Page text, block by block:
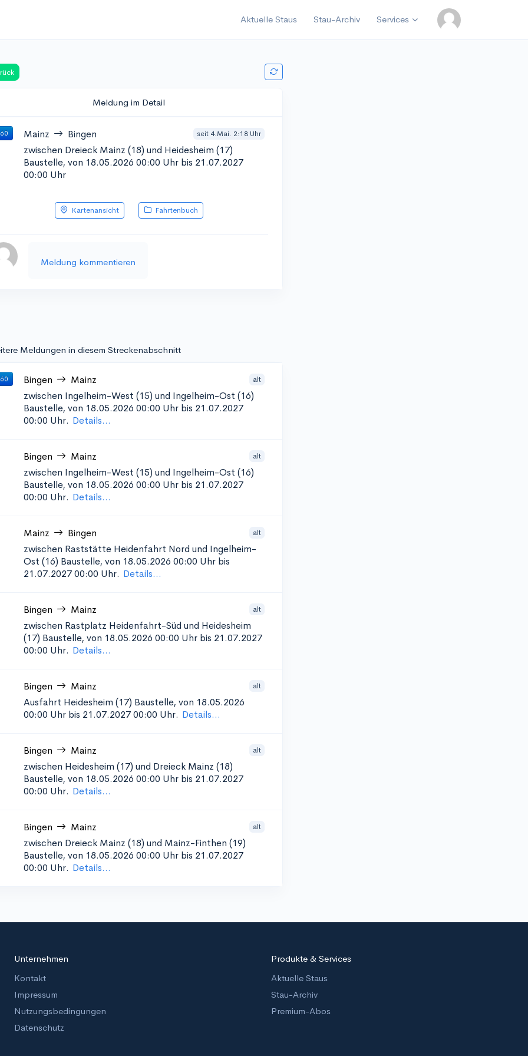
Aktuelle Staus Stau-Archiv Services
Meldung im Detail
Mainz Bingen seit 4.Mai. 2:18 Uhr
zwischen Dreieck Mainz (18) und Heidesheim (17)
Baustelle, von 18.05.2026 00:00 Uhr bis 21.07.2027
00:00 Uhr
Kartenansicht Fahrtenbuch
Meldung kommentieren
Meldungen in diesem Streckenabschnitt
Bingen Mainz alt
zwischen Ingelheim-West (15) und Ingelheim-Ost (16)
Baustelle, von 18.05.2026 00:00 Uhr bis 21.07.2027
00:00 Uhr. Details...
Bingen Mainz alt
zwischen Ingelheim-West (15) und Ingelheim-Ost (16)
Baustelle, von 18.05.2026 00:00 Uhr bis 21.07.2027
00:00 Uhr. Details...
Mainz Bingen alt
zwischen Raststätte Heidenfahrt Nord und Ingelheim-
Ost (16) Baustelle, von 18.05.2026 00:00 Uhr bis
21.07.2027 00:00 Uhr. Details...
Bingen Mainz alt
zwischen Rastplatz Heidenfahrt-Süd und Heidesheim
(17) Baustelle, von 18.05.2026 00:00 Uhr bis 21.07.2027
00:00 Uhr. Details...
Bingen Mainz alt
Ausfahrt Heidesheim (17) Baustelle, von 18.05.2026
00:00 Uhr bis 21.07.2027 00:00 Uhr. Details...
Bingen Mainz alt
zwischen Heidesheim (17) und Dreieck Mainz (18)
Baustelle, von 18.05.2026 00:00 Uhr bis 21.07.2027
00:00 Uhr. Details...
Bingen Mainz alt
zwischen Dreieck Mainz (18) und Mainz-Finthen (19)
Baustelle, von 18.05.2026 00:00 Uhr bis 21.07.2027
00:00 Uhr. Details...
Unternehmen
Kontakt
Impressum
Nutzungsbedingungen
Datenschutz
Produkte & Services
Aktuelle Staus
Stau-Archiv
Premium-Abos